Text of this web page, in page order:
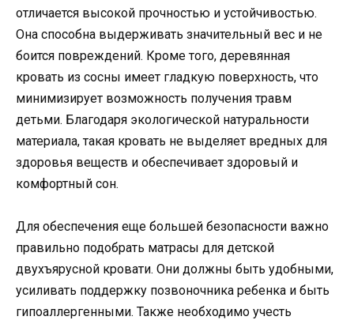
отличается высокой прочностью и устойчивостью.
Она способна выдерживать значительный вес и не
боится повреждений. Кроме того, деревянная
кровать из сосны имеет гладкую поверхность, что
минимизирует возможность получения травм
детьми. Благодаря экологической натуральности
материала, такая кровать не выделяет вредных для
здоровья веществ и обеспечивает здоровый и
комфортный сон.
Для обеспечения еще большей безопасности важно
правильно подобрать матрасы для детской
двухъярусной кровати. Они должны быть удобными,
усиливать поддержку позвоночника ребенка и быть
гипоаллергенными. Также необходимо учесть